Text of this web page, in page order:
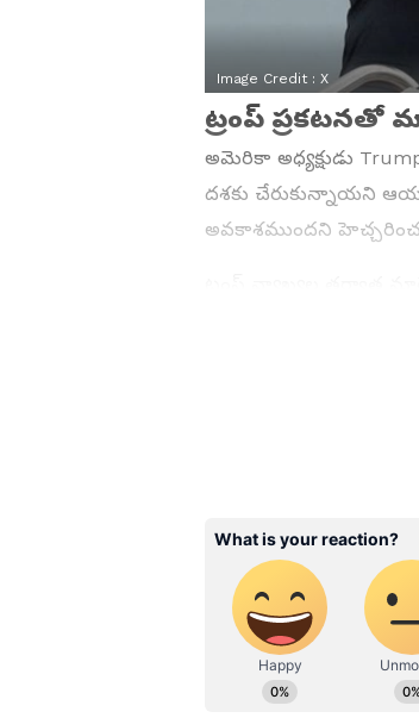
Image Credit : X
ట్రంప్ ప్రకటనతో
అమెరికా అధ్యక్షుడు
దశకు చేరుకున్నాయని
అవకాశముందని
Gold
తెలుసా?